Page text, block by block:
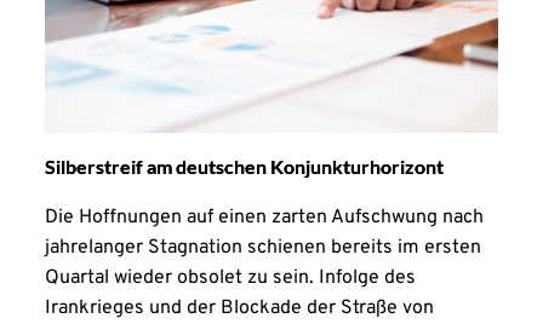
Silberstreif am deutschen Konjunkturhorizont
Die Hoffnungen auf einen zarten Aufschwung nach
jahrelanger Stagnation schienen bereits im ersten
Quartal wieder obsolet zu sein. Infolge des
Irankrieges und der Blockade der Straße von